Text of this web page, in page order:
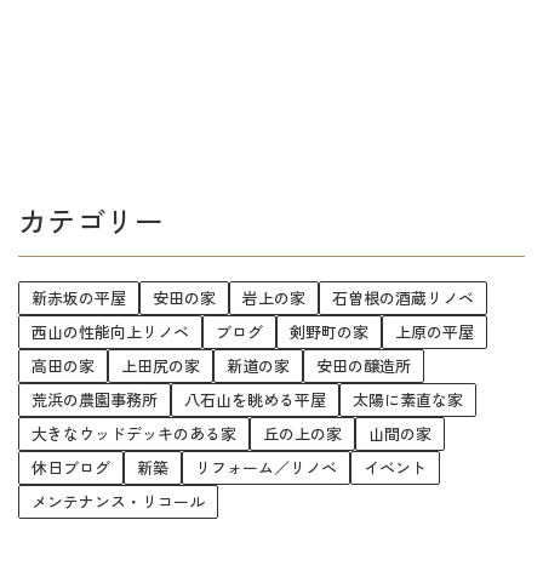
カテゴリー
新赤坂の平屋 安田の家 岩上の家
石曽根の酒蔵リノベ
西山の性能向上リノベ
ブログ 剣野町の家
上原の平屋
高田の家
上田尻の家 新道の家
安田の醸造所
荒浜の農園事務所
八石山を眺める平屋
太陽に素直な家
大きなウッドデッキのある家
丘の上の家
山間の家
休日ブログ
新築 リフォーム／リノベ
イベント
メンテナンス・リコール